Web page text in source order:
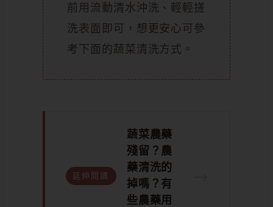
前用流動清水沖洗、輕輕搓
洗表面即可，想更安心可參
考下面的蔬菜清洗方式。
延伸閱讀
蔬菜農藥
殘留？農
藥清洗的
掉嗎？有
些農藥用